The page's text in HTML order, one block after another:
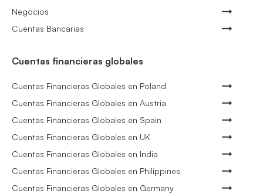
Negocios
Cuentas Bancarias
Cuentas financieras globales
Cuentas Financieras Globales en Poland
Cuentas Financieras Globales en Austria
Cuentas Financieras Globales en Spain
Cuentas Financieras Globales en UK
Cuentas Financieras Globales en India
Cuentas Financieras Globales en Philippines
Cuentas Financieras Globales en Germany